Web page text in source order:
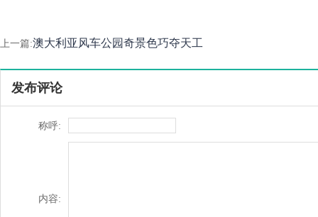
上一篇:澳大利亚风车公园奇景色巧夺天工
发布评论
称呼:
内容: